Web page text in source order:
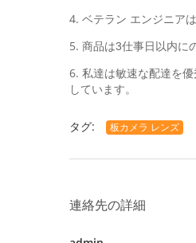
4. ベテラン エンジニア
5. 商品は3仕事日以内に
6. 私達は敏速な配達を
しています。
タグ: 板カメラ レンズ
連絡先の詳細